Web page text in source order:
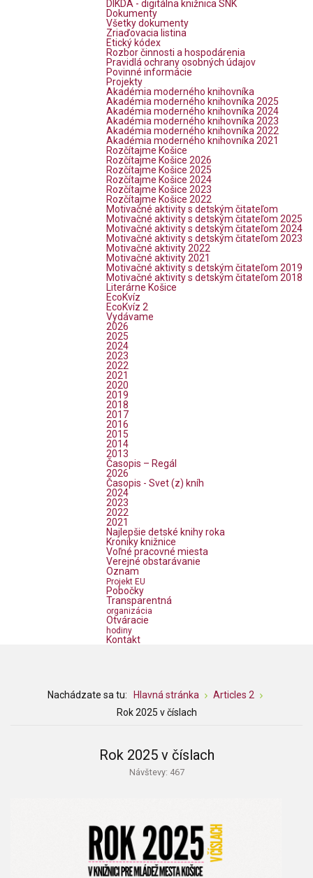
DIKDA - digitálna knižnica SNK
Dokumenty
Všetky dokumenty
Zriaďovacia listina
Etický kódex
Rozbor činnosti a hospodárenia
Pravidlá ochrany osobných údajov
Povinné informácie
Projekty
Akadémia moderného knihovníka
Akadémia moderného knihovníka 2025
Akadémia moderného knihovníka 2024
Akadémia moderného knihovníka 2023
Akadémia moderného knihovníka 2022
Akadémia moderného knihovníka 2021
Rozčítajme Košice
Rozčítajme Košice 2026
Rozčítajme Košice 2025
Rozčítajme Košice 2024
Rozčítajme Košice 2023
Rozčítajme Košice 2022
Motivačné aktivity s detským čitateľom
Motivačné aktivity s detským čitateľom 2025
Motivačné aktivity s detským čitateľom 2024
Motivačné aktivity s detským čitateľom 2023
Motivačné aktivity 2022
Motivačné aktivity 2021
Motivačné aktivity s detským čitateľom 2019
Motivačné aktivity s detským čitateľom 2018
Literárne Košice
EcoKvíz
EcoKvíz 2
Vydávame
2026
2025
2024
2023
2022
2021
2020
2019
2018
2017
2016
2015
2014
2013
Časopis – Regál
2026
Časopis - Svet (z) kníh
2024
2023
2022
2021
Najlepšie detské knihy roka
Kroniky knižnice
Voľné pracovné miesta
Verejné obstarávanie
Oznam
Projekt EU
Pobočky
Transparentná
organizácia
Otváracie
hodiny
Kontakt
Nachádzate sa tu: Hlavná stránka
Articles 2
Rok 2025 v číslach
Rok 2025 v číslach
Návštevy: 467